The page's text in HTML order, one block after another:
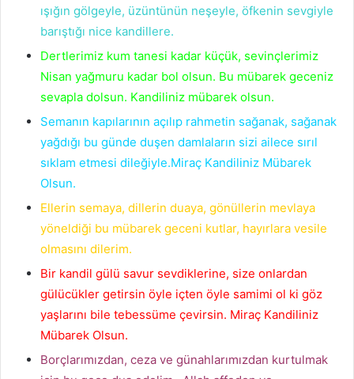
ışığın gölgeyle, üzüntünün neşeyle, öfkenin sevgiyle
barıştığı nice kandillere.
Dertlerimiz kum tanesi kadar küçük, sevinçlerimiz
Nisan yağmuru kadar bol olsun. Bu mübarek geceniz
sevapla dolsun. Kandiliniz mübarek olsun.
Semanın kapılarının açılıp rahmetin sağanak, sağanak
yağdığı bu günde duşen damlaların sizi ailece sırıl
sıklam etmesi dileğiyle.Miraç Kandiliniz Mübarek
Olsun.
Ellerin semaya, dillerin duaya, gönüllerin mevlaya
yöneldiği bu mübarek geceni kutlar, hayırlara vesile
olmasını dilerim.
Bir kandil gülü savur sevdiklerine, size onlardan
gülücükler getirsin öyle içten öyle samimi ol ki göz
yaşlarını bile tebessüme çevirsin. Miraç Kandiliniz
Mübarek Olsun.
Borçlarımızdan, ceza ve günahlarımızdan kurtulmak